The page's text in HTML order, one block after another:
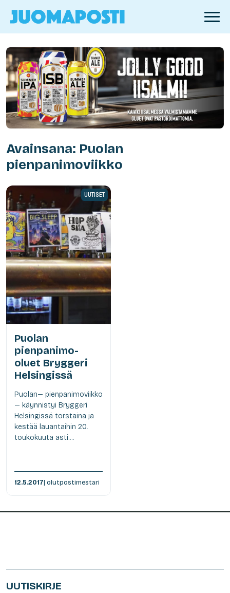
Avainsana: Puolan
pienpanimoviikko
UUTISET
Puolan
pienpanimo-
oluet Bryggeri
Helsingissä
Puolan— pienpanimoviikko
— käynnistyi Bryggeri
Helsingissä torstaina ja
kestää lauantaihin 20.
toukokuuta asti....
12.5.2017| olutpostimestari
UUTISKIRJE